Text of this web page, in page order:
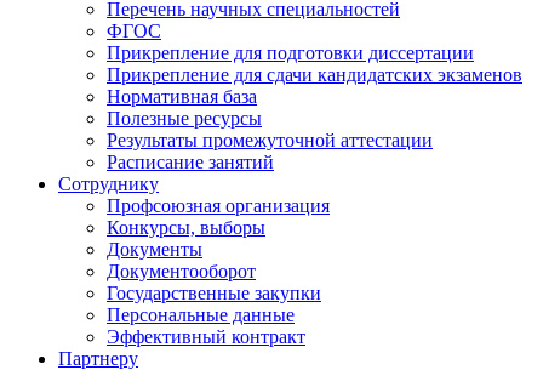
Перечень научных специальностей
ФГОС
Прикрепление для подготовки диссертации
Прикрепление для сдачи кандидатских экзаменов
Нормативная база
Полезные ресурсы
Результаты промежуточной аттестации
Расписание занятий
Сотруднику
Профсоюзная организация
Конкурсы, выборы
Документы
Документооборот
Государственные закупки
Персональные данные
Эффективный контракт
Партнеру